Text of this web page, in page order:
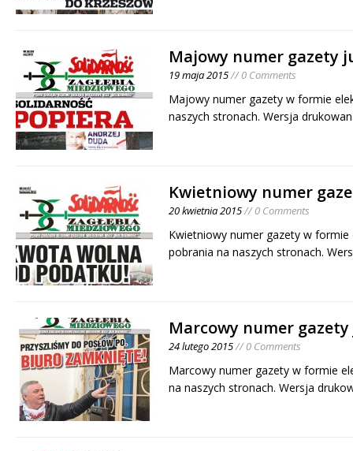
Majowy numer gazety
19 maja 2015// 0 Comments
Majowy numer gazety w formie
naszych stronach. Wersja
Kwietniowy numer
20 kwietnia 2015// 0 Comments
Kwietniowy numer gazety w
pobrania na naszych stronach.
Marcowy numer
24 lutego 2015// 0 Comments
Marcowy numer gazety w formie
na naszych stronach. Wersja